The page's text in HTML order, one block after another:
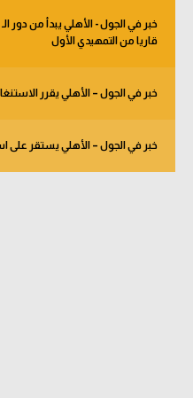
قاريا من التمهيدي الأول
خبر في الجول – الأهلي يقرر
خبر في الجول – الأهلي يستقر على